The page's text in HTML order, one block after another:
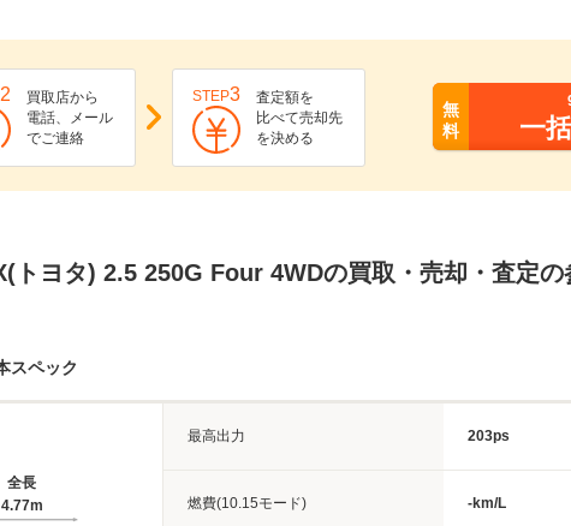
2
買取店から
電話、メール
でご連絡
STEP3
査定額を
比べて売却先
を決める
無
料
一
トヨタ) 2.5 250G Four 4WDの買取・売却・査定の
スペック
全長
4.77m
最高出力 203ps
燃費(10.15モード) -km/L